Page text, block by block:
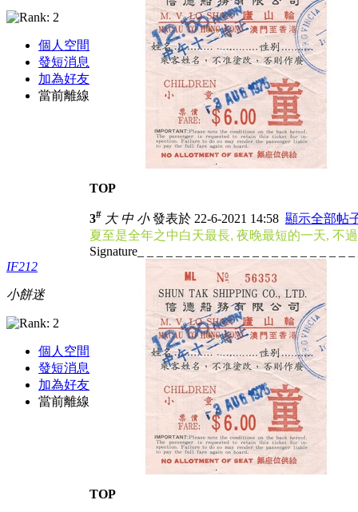
個人空間
發短消息
加為好友
當前離線
TOP
IF212
小餅迷
個人空間
發短消息
加為好友
當前離線
3# 大 中 小發表於 22-6-2021 14:58 顯示全部帖
夏至是全年之中白天最長, 夜晚最短的一天, 不
Signature_ _ _ _ _ _ _ _ _ _ _ _ _ _ _ _ _ _ _ _ _ _
TOP